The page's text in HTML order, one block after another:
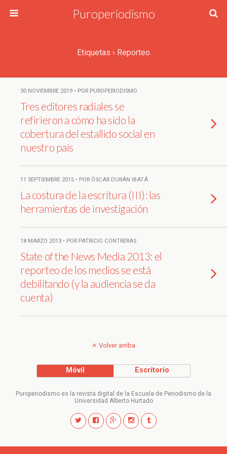
Puroperiodismo
Etiquetas › Reporteo
30 NOVIEMBRE 2019 • POR PUROPERIODISMO
Tres editores radiales se
refirieron a cómo ha sido la
cobertura del estallido social en
nuestro país
11 SEPTIEMBRE 2015 • POR ÓSCAR DURÁN IBATÁ
La costura de la escritura (III): las
herramientas de investigación
18 MARZO 2013 • POR PATRICIO CONTRERAS
State of the News Media 2013: el
reporteo de los medios se está
debilitando (y la audiencia se da
cuenta)
Volver arriba
Móvil Escritorio
Puroperiodismo es la revista digital de la Escuela de Periodismo de la
Universidad Alberto Hurtado